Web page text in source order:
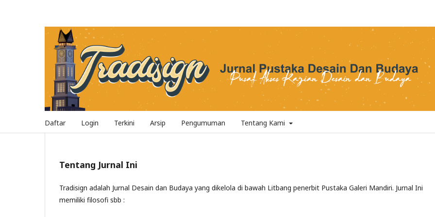
Daftar Login Terkini Arsip Pengumuman Tentang Kami
Tentang Jurnal Ini
Tradisign adalah Jurnal Desain dan Budaya yang dikelola di bawah Litbang penerbit Pustaka Galeri Mandiri. Jurnal Ini
memiliki filosofi sbb :